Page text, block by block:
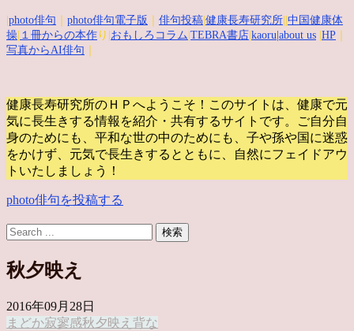
photo俳句 photo俳句電子版 俳句投稿 健康長寿研究所 中国健康体
操 １冊からの本作 り| おもしろコラム TEBRA書店 kaoru |about us HP
写真からAI俳句
健康長寿研究所のＨＰへようこそ！このサイトは、健康で元
気に長生きする情報を紹介・共有するサイトです。
ご自分自
身のためにも、平和な世の中のためにも、子や孫や国に迷惑
をかけず、元気で長生きするとともに、自然にフェイドアウ
トいたしましょう！
photo俳句を投稿する
秋夕映え
2016年09月28日
まどか寂寥感秋夕映え 背な